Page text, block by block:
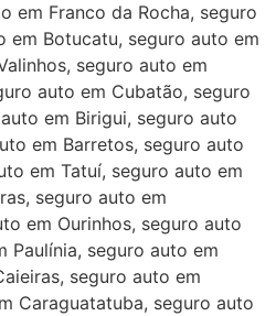
em Franco da Rocha, seguro
em Botucatu, seguro auto em
seguro auto em
auto em Cubatão, seguro
em Birigui, seguro auto
em Barretos, seguro auto
em Tatuí, seguro auto em
seguro auto em
em Ourinhos, seguro auto
Paulínia, seguro auto em
seguro auto em
Caraguatatuba, seguro auto